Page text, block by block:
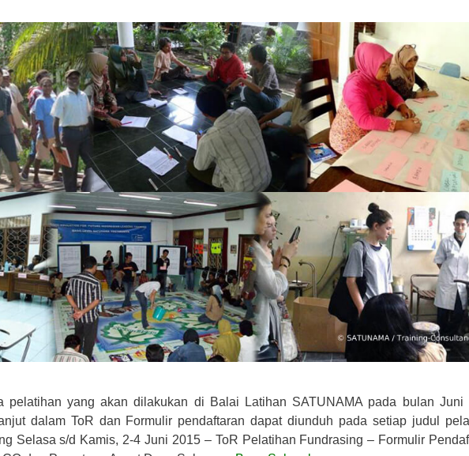
pelatihan yang akan dilakukan di Balai Latihan SATUNAMA pada bulan Juni
dalam ToR dan Formulir pendaftaran dapat diunduh pada setiap judul
Selasa s/d Kamis, 2-4 Juni 2015 – ToR Pelatihan Fundrasing – Formulir